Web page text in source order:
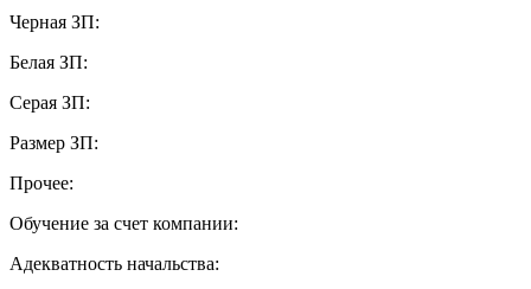
Черная ЗП:
Белая ЗП:
Серая ЗП:
Размер ЗП:
Прочее:
Обучение за счет компании:
Адекватность начальства: